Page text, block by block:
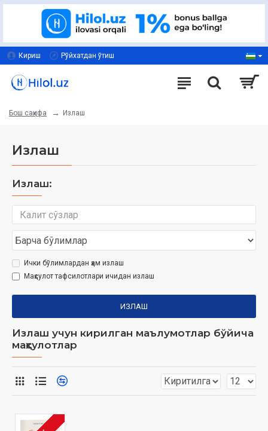
Кириш Рўйхатдан ўтиш
Бош саҳифа Излаш
Излаш
Излаш:
Ички бўлимлардан ҳам излаш
Маҳсулот тафсилотлари ичидан излаш
ИЗЛАШ
Излаш учун кирилган маълумотлар бўйича
маҳсулотлар